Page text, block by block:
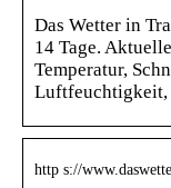
Das Wetter in
14 Tage.
Temperatur,
http s://